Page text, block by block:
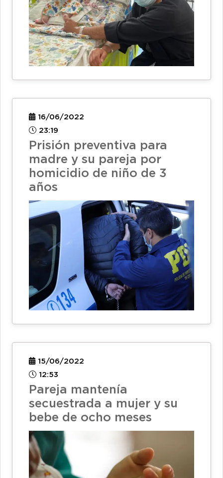
16/06/2022
23:19
Prisión preventiva para
madre y su pareja por
homicidio de niño de 3
años
15/06/2022
12:53
Pareja mantenía
secuestrada a mujer y su
bebe de ocho meses